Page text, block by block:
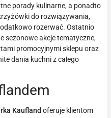
porady kulinarne, a ponadto
do rozwiązywania,
rozerwać. Ostatnio
sezonowe akcje tematyczne,
promocyjnymi sklepu oraz
dania kuchni z całego
Kaufland oferuje klientom